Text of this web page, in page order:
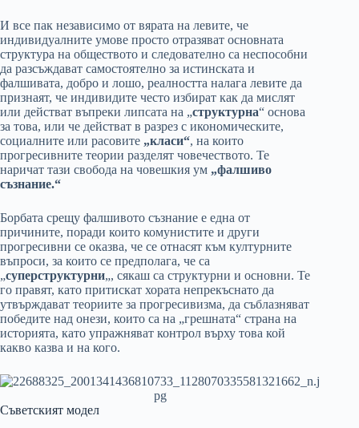
И все пак независимо от вярата на левите, че
индивидуалните умове просто отразяват основната
структура на обществото и следователно са неспособни
да разсъждават самостоятелно за истинската и
фалшивата, добро и лошо, реалността налага левите да
признаят, че индивидите често избират как да мислят
или действат въпреки липсата на „структурна“ основа
за това, или че действат в разрез с икономическите,
социалните или расовите „класи“, на които
прогресивните теории разделят човечеството. Те
наричат тази свобода на човешкия ум „фалшиво
съзнание.“
Борбата срещу фалшивото съзнание е една от
причините, поради които комунистите и други
прогресивни се оказва, че се отнасят към културните
въпроси, за които се предполага, че са
„суперструктурни„, сякаш са структурни и основни. Те
го правят, като притискат хората непрекъснато да
утвърждават теориите за прогресивизма, да съблазняват
победите над онези, които са на „грешната“ страна на
историята, като упражняват контрол върху това кой
какво казва и на кого.
Съветският модел